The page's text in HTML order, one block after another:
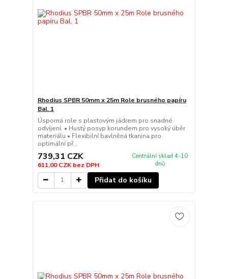
Rhodius SPBR 50mm x 25m Role brusného papíru
Bal. 1
Úsporná role s plastovým jádrem pro snadné
odvíjení. • Hustý posyp korundem pro vysoký úběr
materiálu • Flexibilní bavlněná tkanina pro
optimální př...
739,31 CZK
611,00 CZKbez DPH
Centrální sklad 4-10
dnů
Přidat do košíku